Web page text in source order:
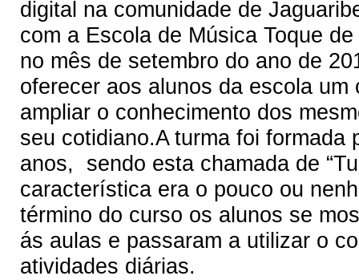
digital na comunidade de
com a Escola de Música Toque
no mês de setembro do ano de
oferecer aos alunos da escola
ampliar o conhecimento dos
seu cotidiano.A turma foi
anos, sendo esta chamada de
característica era o pouco ou
término do curso os alunos se
ás aulas e passaram a utilizar o
atividades diárias.